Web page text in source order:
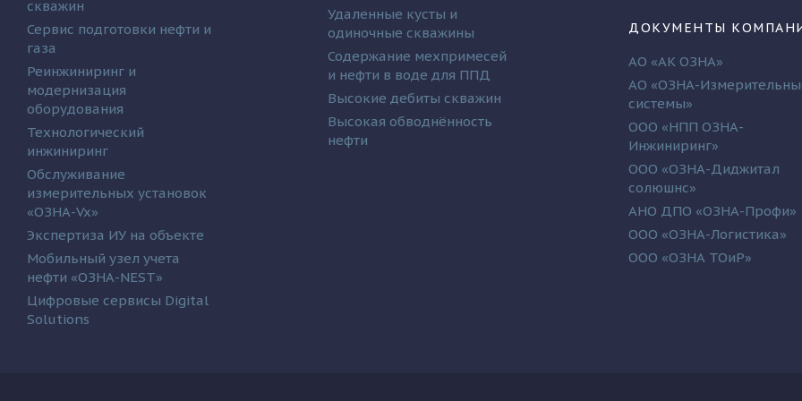
скважин
Сервис подготовки нефти и
газа
Реинжиниринг и
модернизация
оборудования
Технологический
инжиниринг
Обслуживание
измерительных установок
«ОЗНА-Vx»
Экспертиза ИУ на объекте
Мобильный узел учета
нефти «ОЗНА-NEST»
Цифровые сервисы Digital
Solutions
Удаленные кусты и
одиночные скважины
Содержание мехпримесей
и нефти в воде для ППД
Высокие дебиты скважин
Высокая обводнённость
нефти
ДОКУМЕНТЫ
АО «АК ОЗНА»
АО «ОЗНА-
системы»
ООО «НПП ОЗНА-
Инжиниринг»
ООО «ОЗНА-Диджитал
солюшнс»
АНО ДПО «ОЗНА-Профи»
ООО «ОЗНА-Логистика»
ООО «ОЗНА ТОиР»